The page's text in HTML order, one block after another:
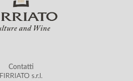
Contatti
FIRRIATO s.r.l.